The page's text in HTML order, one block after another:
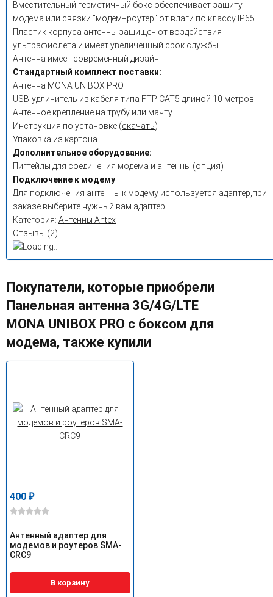
Вместительный герметичный бокс обеспечивает защиту
модема или связки "модем+роутер" от влаги по классу IP65
Пластик корпуса антенны защищен от воздействия
ультрафиолета и имеет увеличенный срок службы.
Антенна имеет современный дизайн
Стандартный комплект поставки:
Антенна MONA UNIBOX PRO
USB-удлинитель из кабеля типа FTP CAT5 длиной 10 метров
Антенное крепление на трубу или мачту
Инструкция по установке (скачать)
Упаковка из картона
Дополнительное оборудование:
Пигтейлы для соединения модема и антенны (опция)
Подключение к модему
Для подключения антенны к модему используется адаптер,при
заказе выберите нужный вам адаптер.
Категория: Антенны Antex
Отзывы (2)
Покупатели, которые приобрели
Панельная антенна 3G/4G/LTE
MONA UNIBOX PRO с боксом для
модема, также купили
400 ₽
Антенный адаптер для
модемов и роутеров SMA-
CRC9
В корзину